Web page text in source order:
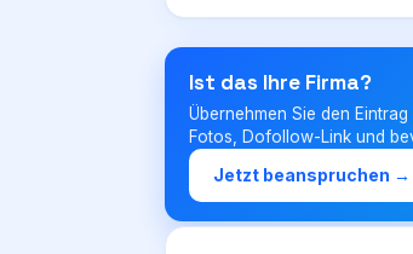
Ist das Ihre Firma?
Übernehmen Sie den
Fotos, Dofollow-Link und
Jetzt beanspruchen →